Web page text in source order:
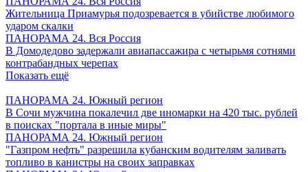
Жительница Приамурья подозревается в убийстве любимого
ударом скалки
ПАНОРАМА 24. Вся Россия
В Домодедово задержали авиапассажира с четырьмя сотнями
контрабандных черепах
Показать ещё
ПАНОРАМА 24. Южный регион
В Сочи мужчина покалечил две иномарки на 420 тыс. рублей
в поисках "портала в иные миры"
ПАНОРАМА 24. Южный регион
"Газпром нефть" разрешила кубанским водителям заливать
топливо в канистры на своих заправках